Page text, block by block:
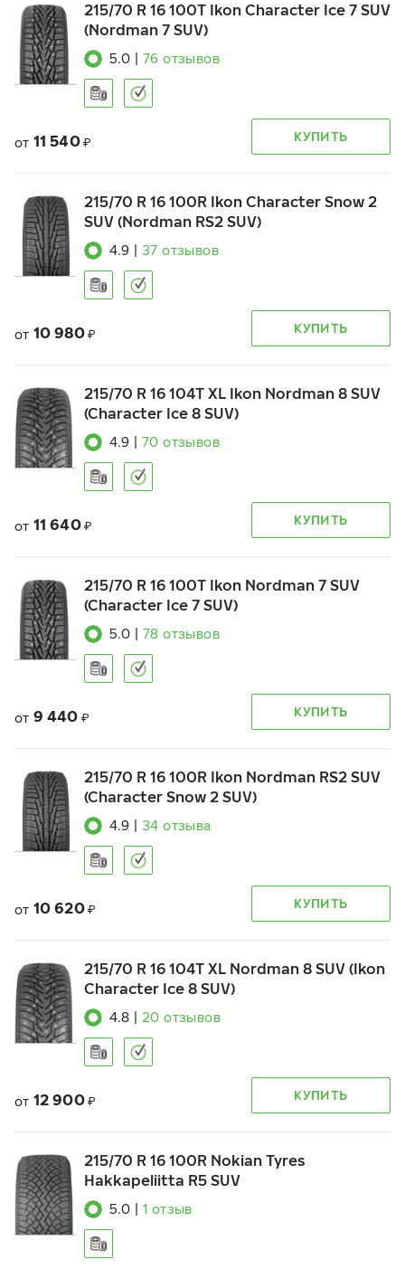
215/70 R 16 100T Ikon Character Ice 7 SUV
(Nordman 7 SUV)
5.0 76 отзывов
от 11 540 ₽ КУПИТЬ
215/70 R 16 100R Ikon Character Snow 2
SUV (Nordman RS2 SUV)
4.9 37 отзывов
от 10 980 ₽ КУПИТЬ
215/70 R 16 104T XL Ikon Nordman 8 SUV
(Character Ice 8 SUV)
4.9 70 отзывов
от 11 640 ₽ КУПИТЬ
215/70 R 16 100T Ikon Nordman 7 SUV
(Character Ice 7 SUV)
5.0 78 отзывов
от 9 440 ₽ КУПИТЬ
215/70 R 16 100R Ikon Nordman RS2 SUV
(Character Snow 2 SUV)
4.9 34 отзыва
от 10 620 ₽ КУПИТЬ
215/70 R 16 104T XL Nordman 8 SUV (Ikon
Character Ice 8 SUV)
4.8 20 отзывов
от 12 900 ₽ КУПИТЬ
215/70 R 16 100R Nokian Tyres
Hakkapeliitta R5 SUV
5.0 1 отзыв